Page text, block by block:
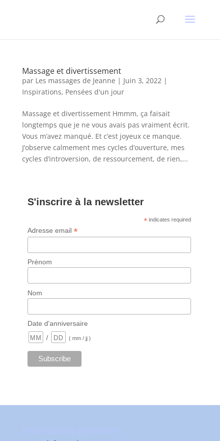
Massage et divertissement
par Les massages de Jeanne | Juin 3, 2022|
Inspirations, Pensées d'un jour
Massage et divertissement Hmmm, ça faisait
longtemps que je ne vous avais pas vraiment écrit.
Vous m’avez manqué. Et c’est joyeux ce manque.
J’observe calmement mes cycles d’ouverture, mes
cycles d’introversion, de ressourcement, de rien,...
S'inscrire à la newsletter
* indicates required
Adresse email *
Prénom
Nom
Date d'anniversaire
/
( mm / jj )